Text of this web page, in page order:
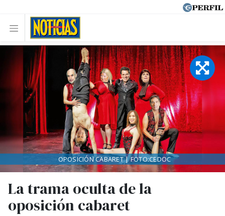
La trama oculta de la
oposición cabaret
OPOSICIÓN CABARET | FOTO:CEDOC